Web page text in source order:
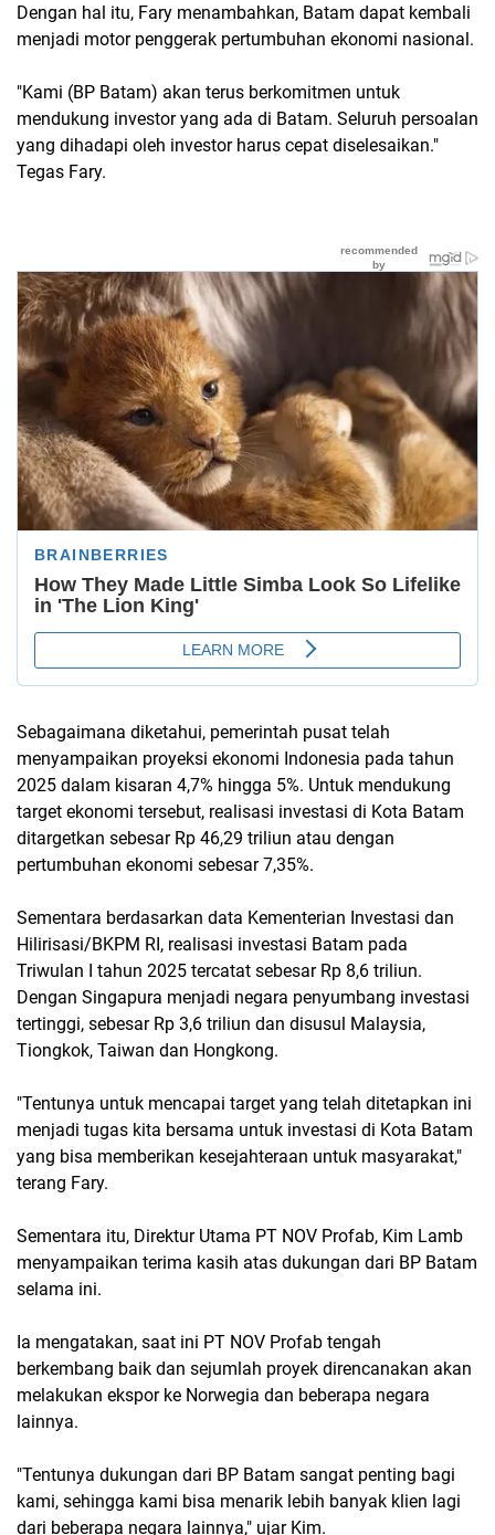
Dengan hal itu, Fary menambahkan, Batam dapat kembali
menjadi motor penggerak pertumbuhan ekonomi nasional.
"Kami (BP Batam) akan terus berkomitmen untuk
mendukung investor yang ada di Batam. Seluruh persoalan
yang dihadapi oleh investor harus cepat diselesaikan."
Tegas Fary.
Sebagaimana diketahui, pemerintah pusat telah
menyampaikan proyeksi ekonomi Indonesia pada tahun
2025 dalam kisaran 4,7% hingga 5%. Untuk mendukung
target ekonomi tersebut, realisasi investasi di Kota Batam
ditargetkan sebesar Rp 46,29 triliun atau dengan
pertumbuhan ekonomi sebesar 7,35%.
Sementara berdasarkan data Kementerian Investasi dan
Hilirisasi/BKPM RI, realisasi investasi Batam pada
Triwulan I tahun 2025 tercatat sebesar Rp 8,6 triliun.
Dengan Singapura menjadi negara penyumbang investasi
tertinggi, sebesar Rp 3,6 triliun dan disusul Malaysia,
Tiongkok, Taiwan dan Hongkong.
"Tentunya untuk mencapai target yang telah ditetapkan ini
menjadi tugas kita bersama untuk investasi di Kota Batam
yang bisa memberikan kesejahteraan untuk masyarakat,"
terang Fary.
Sementara itu, Direktur Utama PT NOV Profab, Kim Lamb
menyampaikan terima kasih atas dukungan dari BP Batam
selama ini.
Ia mengatakan, saat ini PT NOV Profab tengah
berkembang baik dan sejumlah proyek direncanakan akan
melakukan ekspor ke Norwegia dan beberapa negara
lainnya.
"Tentunya dukungan dari BP Batam sangat penting bagi
kami, sehingga kami bisa menarik lebih banyak klien lagi
dari beberapa negara lainnya," ujar Kim.